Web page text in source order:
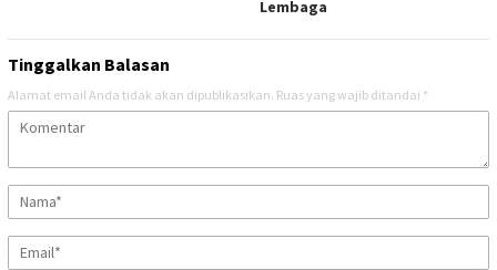
Lembaga ‎ ‎
Tinggalkan Balasan
Alamat email Anda tidak akan dipublikasikan. Ruas yang wajib ditandai *